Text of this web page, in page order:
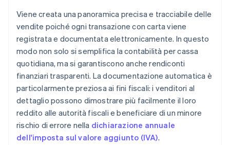
Viene creata una panoramica precisa e tracciabile delle
vendite poiché ogni transazione con carta viene
registrata e documentata elettronicamente. In questo
modo non solo si semplifica la contabilità per cassa
quotidiana, ma si garantiscono anche rendiconti
finanziari trasparenti. La documentazione automatica è
particolarmente preziosa ai fini fiscali: i venditori al
dettaglio possono dimostrare più facilmente il loro
reddito alle autorità fiscali e beneficiare di un minore
rischio di errore nella dichiarazione annuale
dell'imposta sul valore aggiunto (IVA).